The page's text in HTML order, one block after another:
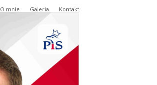
O mnie Galeria Kontakt